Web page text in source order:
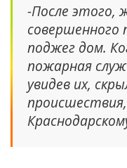
-После этого,
совершенного
поджег дом.
пожарная
увидев их,
происшествия,